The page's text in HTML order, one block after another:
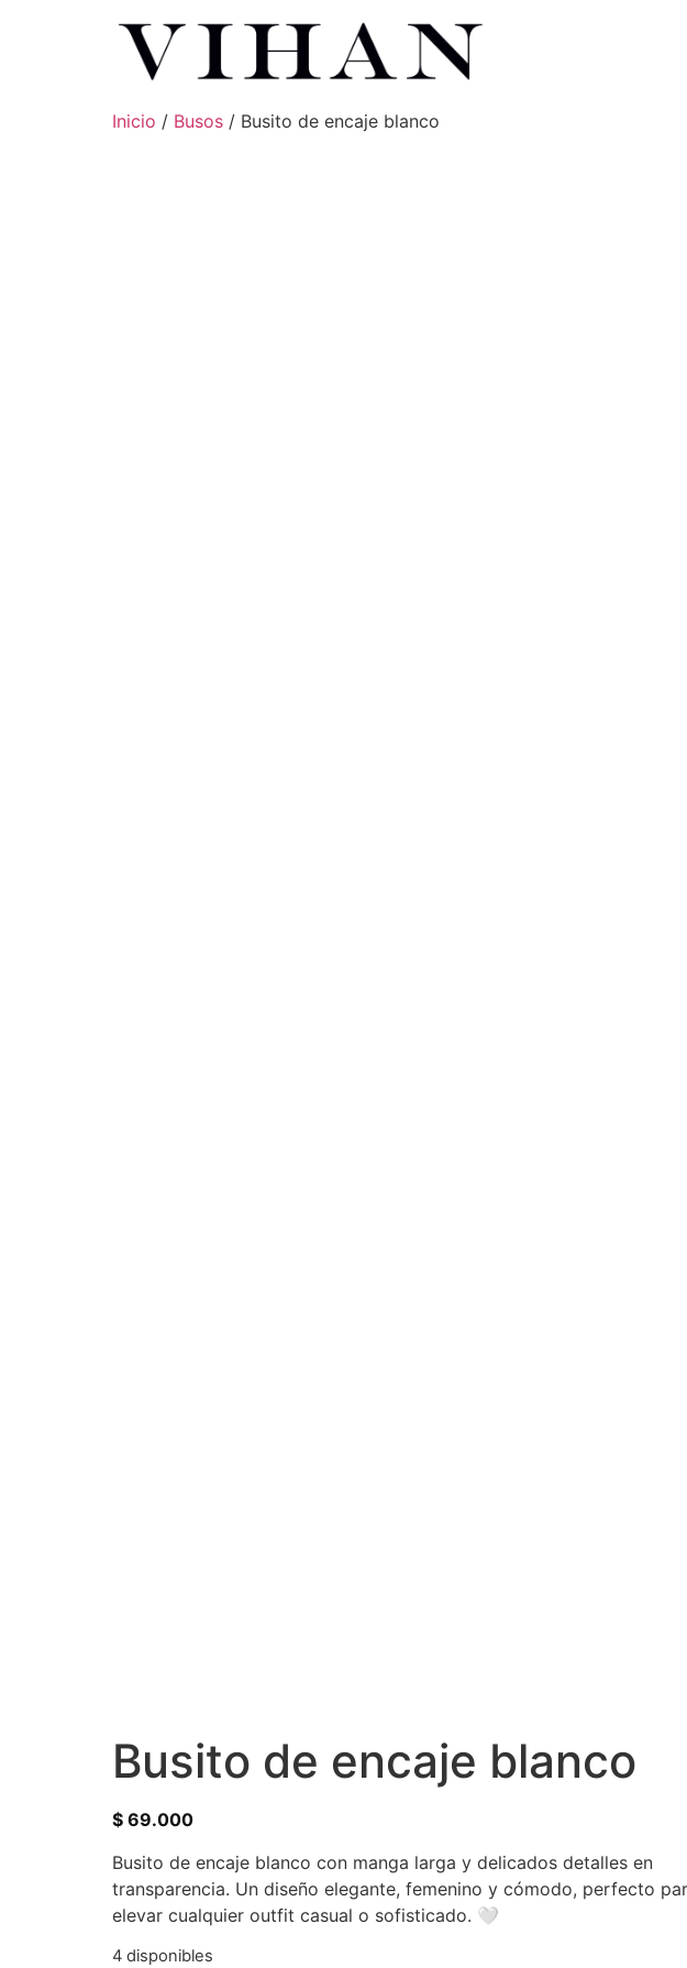
Inicio / Busos / Busito de encaje blanco
Busito de encaje blanco
$ 69.000
Busito de encaje blanco con manga larga y delicados detalles en
transparencia. Un diseño elegante, femenino y cómodo, perfecto
elevar cualquier outfit casual o sofisticado. 🤍
4 disponibles